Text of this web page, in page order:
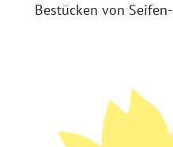
Bestücken von